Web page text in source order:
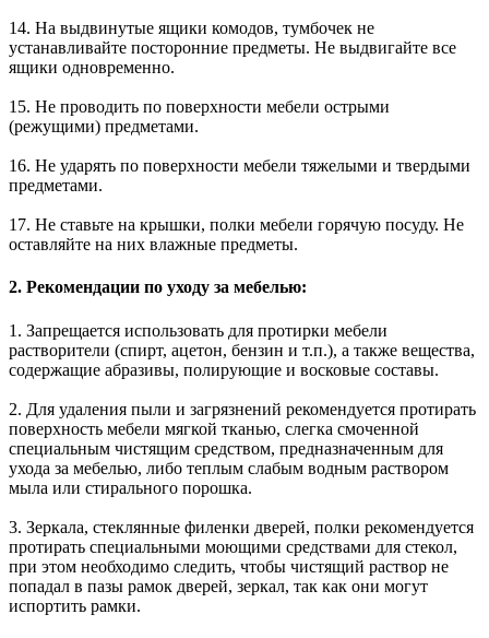
14. На выдвинутые ящики комодов, тумбочек не
устанавливайте посторонние предметы. Не выдвигайте все
ящики одновременно.
15. Не проводить по поверхности мебели острыми
(режущими) предметами.
16. Не ударять по поверхности мебели тяжелыми и твердыми
предметами.
17. Не ставьте на крышки, полки мебели горячую посуду. Не
оставляйте на них влажные предметы.
2. Рекомендации по уходу за мебелью:
1. Запрещается использовать для протирки мебели
растворители (спирт, ацетон, бензин и т.п.), а также вещества,
содержащие абразивы, полирующие и восковые составы.
2. Для удаления пыли и загрязнений рекомендуется протирать
поверхность мебели мягкой тканью, слегка смоченной
специальным чистящим средством, предназначенным для
ухода за мебелью, либо теплым слабым водным раствором
мыла или стирального порошка.
3. Зеркала, стеклянные филенки дверей, полки рекомендуется
протирать специальными моющими средствами для стекол,
при этом необходимо следить, чтобы чистящий раствор не
попадал в пазы рамок дверей, зеркал, так как они могут
испортить рамки.